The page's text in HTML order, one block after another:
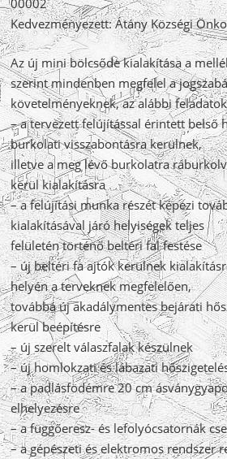
00002
Kedvezményezett: Átány Községi
Az új mini bölcsőde kialakítása a
szerint mindenben megfelel a
követelményeknek, az alábbi
– a tervezett felújítással érintett belső
burkolati visszabontásra kerülnek,
illetve a meg lévő burkolatra
kerül kialakításra
– a felújítási munka részét képezi
kialakításával járó helyiségek teljes
felületén történő beltéri fal festése
– új beltéri fa ajtók kerülnek
helyén a terveknek megfelelően,
továbbá új akadálymentes bejárati
kerül beépítésre
– új szerelt válaszfalak készülnek
– új homlokzati és lábazati
– a padlásfödémre 20 cm
elhelyezésre
– a függőeresz- és lefolyócsatornák
– a gépészeti és elektromos rendszer